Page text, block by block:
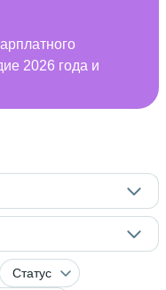
2026 года и
Статус